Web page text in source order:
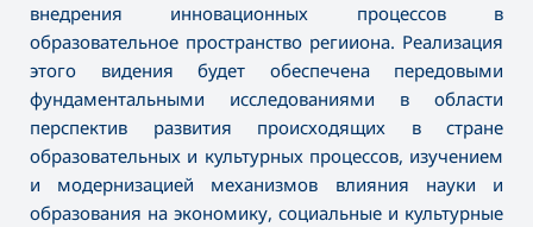
внедрения инновационных процессов в
образовательное пространство регииона. Реализация
этого видения будет обеспечена передовыми
фундаментальными исследованиями в области
перспектив развития происходящих в стране
образовательных и культурных процессов, изучением
и модернизацией механизмов влияния науки и
образования на экономику, социальные и культурные